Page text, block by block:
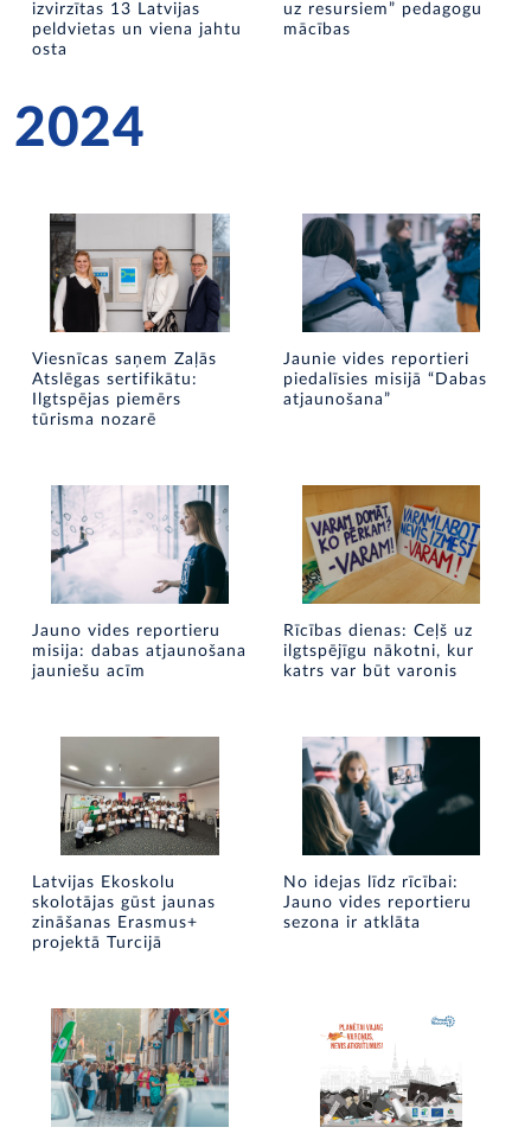
izvirzītas 13 Latvijas
peldvietas un viena jahtu
osta
uz resursiem” pedagogu
mācības
2024
Viesnīcas saņem Zaļās
Atslēgas sertifikātu:
Ilgtspējas piemērs
tūrisma nozarē
Jaunie vides reportieri
piedalīsies misijā “Dabas
atjaunošana”
Jauno vides reportieru
misija: dabas atjaunošana
jauniešu acīm
Rīcības dienas: Ceļš uz
ilgtspējīgu nākotni, kur
katrs var būt varonis
Latvijas Ekoskolu
skolotājas gūst jaunas
zināšanas Erasmus+
projektā Turcijā
No idejas līdz rīcībai:
Jauno vides reportieru
sezona ir atklāta